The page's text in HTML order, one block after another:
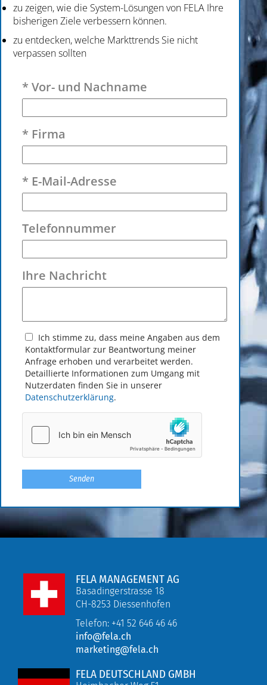
zu zeigen, wie die System-Lösungen von FELA Ihre
bisherigen Ziele verbessern können.
zu entdecken, welche Markttrends Sie nicht
verpassen sollten
* Vor- und Nachname
* Firma
* E-Mail-Adresse
Telefonnummer
Ihre Nachricht
Ich stimme zu, dass meine Angaben aus dem
Kontakt­formular zur Beantwortung meiner
Anfrage erhoben und verarbeitet werden.
Detaillierte Informationen zum Umgang mit
Nutzerdaten finden Sie in unserer
Datenschutzerklärung.
FELA MANAGEMENT AG
Basadingerstrasse 18
CH-8253 Diessenhofen
Telefon: +41 52 646 46 46
info@fela.ch
marketing@fela.ch
FELA DEUTSCHLAND GMBH